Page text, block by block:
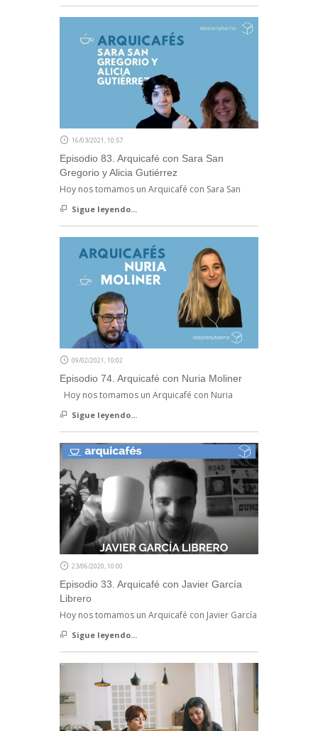
16/03/2021, 10:57
Episodio 83. Arquicafé con Sara San
Gregorio y Alicia Gutiérrez
Hoy nos tomamos un Arquicafé con Sara San
Sigue leyendo...
09/02/2021, 10:02
Episodio 74. Arquicafé con Nuria Moliner
Hoy nos tomamos un Arquicafé con Nuria
Sigue leyendo...
23/06/2020, 10:00
Episodio 33. Arquicafé con Javier García
Librero
Hoy nos tomamos un Arquicafé con Javier García
Sigue leyendo...